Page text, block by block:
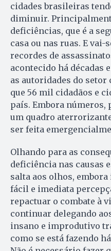
cidades brasileiras
diminuir.
deficiências, que é a
casa ou nas ruas. E
recordes de
acontecido há décadas
as autoridades do setor
que 56 mil cidadãos e
país. Embora números,
um quadro
ser feita
Olhando para as
deficiência nas causas
salta aos olhos,
fácil e imediata
repactuar o combate à
continuar delegando
insano e improdutivo
como se está fazendo